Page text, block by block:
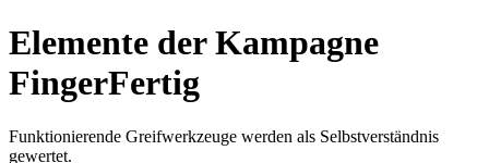
Elemente der Kampagne
FingerFertig
Funktionierende Greifwerkzeuge werden als Selbstverständnis
gewertet.